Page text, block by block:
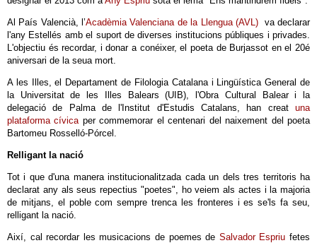
Al País Valencià, l’Acadèmia Valenciana de la Llengua (AVL)va declarar
l'any Estellés amb el suport de diverses institucions públiques i privades.
L'objectiu és recordar, i donar a conéixer, el poeta de Burjassot en el 20é
aniversari de la seua mort.
A les Illes, el Departament de Filologia Catalana i Lingüística General de
la Universitat de les Illes Balears (UIB), l'Obra Cultural Balear i la
delegació de Palma de l'Institut d'Estudis Catalans, han creat una
plataforma cívicaper commemorar el centenari del naixement del poeta
Bartomeu Rosselló-Pórcel.
Relligant la nació
Tot i que d'una manera institucionalitzada cada un dels tres territoris ha
declarat any als seus repectius "poetes", ho veiem als actes i la majoria
de mitjans, el poble com sempre trenca les fronteres i es se'ls fa seu,
relligant la nació.
Així, cal recordar les musicacions de poemes de Salvador Espriu fetes